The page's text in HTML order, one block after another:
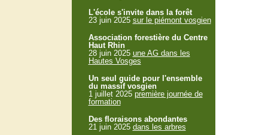
L'école s'invite dans la forêt
23 juin 2025 sur le piémont vosgien
Association forestière du Centre
Haut Rhin
28 juin 2025 une AG dans les
Hautes Vosges
Un seul guide pour l'ensemble
du massif vosgien
1 juillet 2025 première journée de
formation
Des floraisons abondantes
21 juin 2025 dans les arbres